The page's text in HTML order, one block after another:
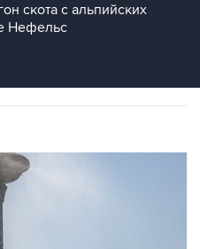
скота с альпийских
Нефельс